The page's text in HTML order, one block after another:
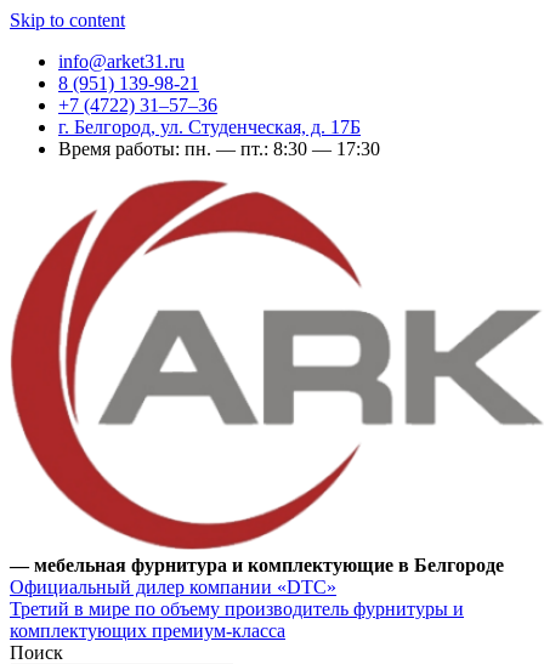
Skip to content
info@arket31.ru
8 (951) 139-98-21
+7 (4722) 31‒57‒36
г. Белгород, ул. Студенческая, д. 17Б
Время работы: пн. — пт.: 8:30 — 17:30
— мебельная фурнитура и комплектующие в Белгороде
Официальный дилер компании «DTC»
Третий в мире по объему производитель фурнитуры и
комплектующих премиум-класса
Поиск